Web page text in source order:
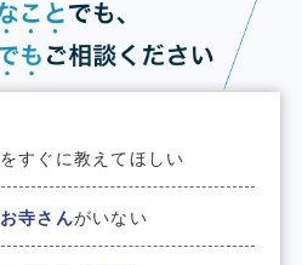
をすぐに教えてほしい
お寺さんがいない